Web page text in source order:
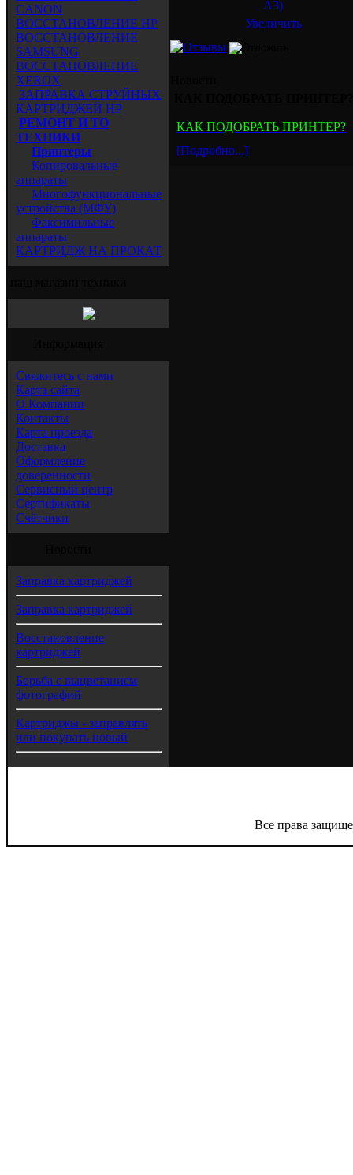
CANON
ВОССТАНОВЛЕНИЕ HP
ВОССТАНОВЛЕНИЕ
SAMSUNG
ВОССТАНОВЛЕНИЕ
XEROX
ЗАПРАВКА СТРУЙНЫХ
КАРТРИДЖЕЙ HP
РЕМОНТ И ТО
ТЕХНИКИ
Принтеры
Копировальные
аппараты
Многофункциональные
устройства (МФУ)
Факсимильные
аппараты
КАРТРИДЖ НА ПРОКАТ
Свяжитесь с нами
Карта сайта
О Компании
Контакты
Карта проезда
Доставка
Оформление
доверенности
Сервисный центр
Сертификаты
Счётчики
Заправка картриджей
Заправка картриджей
Восстановление
картриджей
Борьба с выцветанием
фотографий
Картриджы - заправлять
или покупать новый
Увеличить
КАК ПОДОБРАТЬ ПРИНТЕР?
[Подробно...]
Все права